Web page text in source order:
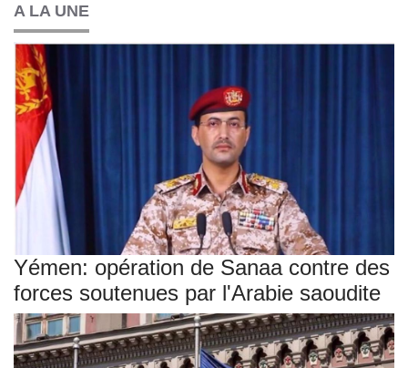
A LA UNE
Yémen: opération de Sanaa contre des
forces soutenues par l'Arabie saoudite